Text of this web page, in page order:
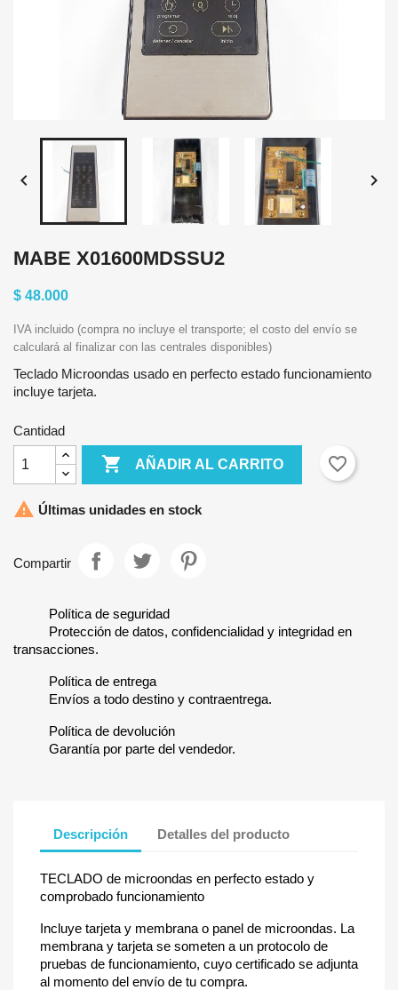
 
MABE X01600MDSSU2
$ 48.000
IVA incluido (compra no incluye el transporte; el costo del envío se
calculará al finalizar con las centrales disponibles)
Teclado Microondas usado en perfecto estado funcionamiento
incluye tarjeta.
Cantidad
 AÑADIR AL CARRITO favorite_border
 Últimas unidades en stock
Compartir
Política de seguridad
Protección de datos, confidencialidad y integridad en
transacciones.
Política de entrega
Envíos a todo destino y contraentrega.
Política de devolución
Garantía por parte del vendedor.
Descripción Detalles del producto
TECLADO de microondas en perfecto estado y
comprobado funcionamiento
Incluye tarjeta y membrana o panel de microondas. La
membrana y tarjeta se someten a un protocolo de
pruebas de funcionamiento, cuyo certificado se adjunta
al momento del envío de tu compra.